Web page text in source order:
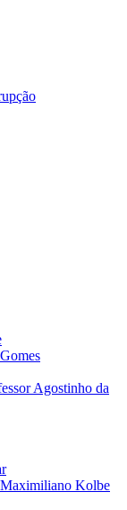
Agostinho da
Kolbe